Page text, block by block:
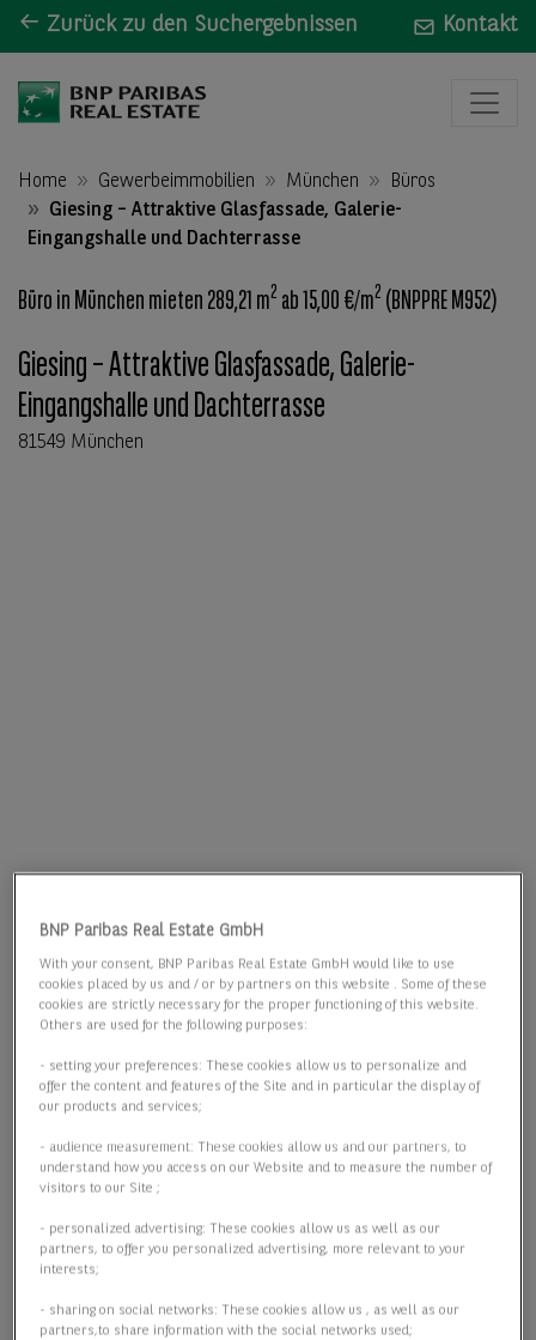
Zurück zu den Suchergebnissen Kontakt
Home Gewerbeimmobilien München
Büros
Giesing – Attraktive Glasfassade, Galerie-
Eingangshalle und Dachterrasse
Büro in München mieten 289,21 m2 ab 15,00 €/m2 (BNPPRE M952)
Giesing – Attraktive Glasfassade, Galerie-
Eingangshalle und Dachterrasse
81549 München
BNP Paribas Real Estate GmbH
With your consent, BNP Paribas Real Estate GmbH would like to use
cookies placed by us and / or by partners on this website . Some of these
cookies are strictly necessary for the proper functioning of this website.
Others are used for the following purposes:
- setting your preferences: These cookies allow us to personalize and
offer the content and features of the Site and in particular the display of
our products and services;
- audience measurement: These cookies allow us and our partners, to
understand how you access on our Website and to measure the number of
visitors to our Site ;
- personalized advertising: These cookies allow us as well as our
partners, to offer you personalized advertising, more relevant to your
interests;
- sharing on social networks: These cookies allow us , as well as our
partners,to share information with the social networks used;